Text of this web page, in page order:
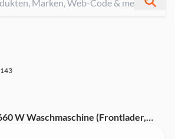
W Waschmaschine (Frontlader,